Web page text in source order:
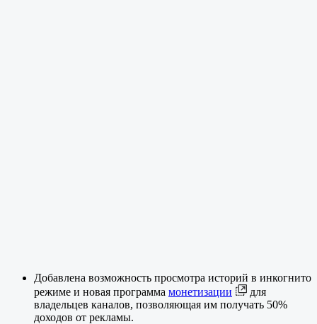
Добавлена возможность просмотра историй в инкогнито
режиме и новая программа монетизации
для
владельцев каналов, позволяющая им получать 50%
доходов от рекламы.